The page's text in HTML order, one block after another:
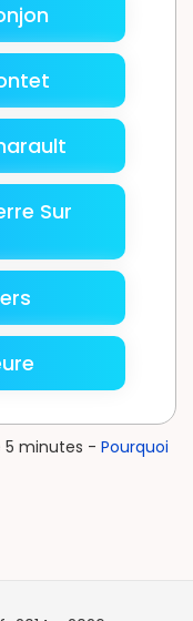
Sur
5 minutes - Pourquoi